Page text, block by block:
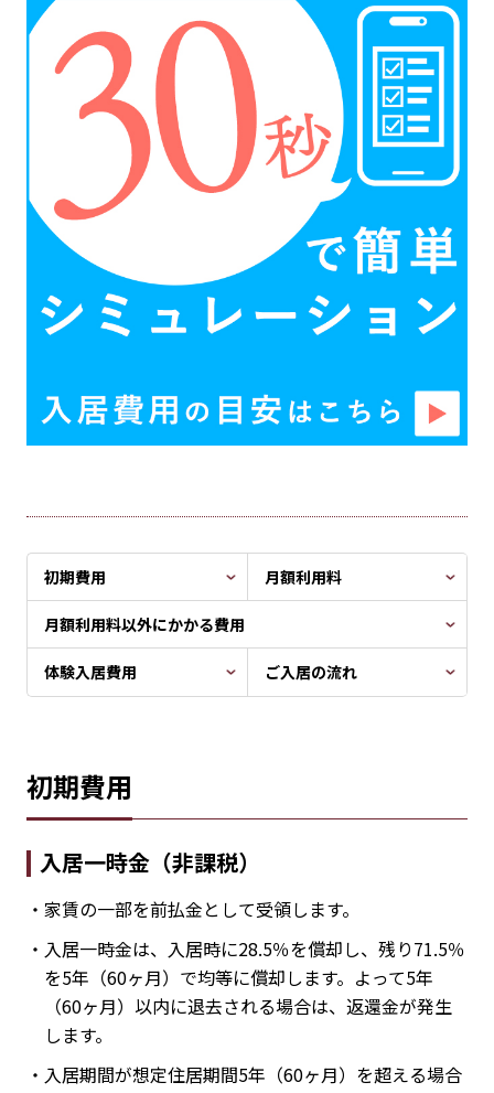
初期費用 月額利用料
月額利用料以外にかかる費用
体験入居費用 ご入居の流れ
初期費用
入居一時金（非課税）
・家賃の一部を前払金として受領します。
・入居一時金は、入居時に28.5％を償却し、残り71.5％
を5年（60ヶ月）で均等に償却します。 よって5年
（60ヶ月）以内に退去される場合は、返還金が発生
します。
・入居期間が想定住居期間5年（60ヶ月）を超える場合